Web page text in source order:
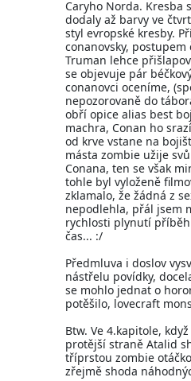
Caryho Norda. Kresba
dodaly až barvy ve
styl evropské kresby.
conanovsky,
Truman lehce
se objevuje pár
conanovci oceníme,
nepozorovaně do
obří opice alias best
machra, Conan ho
od krve vstane na
másta zombie užije
Conana, ten se však
tohle byl vyloženě
zklamalo, že žádná z
nepodlehla, přál jsem
rychlosti plynutí
čas... :/
Předmluva i doslov
nástřelu povídky,
se mohlo jednat o
potěšilo, lovecraft
Btw. Ve 4.kapitole,
protější straně Atalid
tříprstou zombie
zřejmě shoda